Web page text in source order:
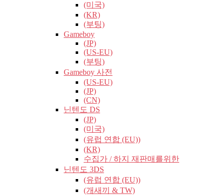
(미국)
(KR)
(부팅)
Gameboy
(JP)
(US-EU)
(부팅)
Gameboy 사전
(US-EU)
(JP)
(CN)
닌텐도 DS
(JP)
(미국)
(유럽​​ 연합 (EU))
(KR)
수집가 / 하지 재판매를위한
닌텐도 3DS
(유럽​​ 연합 (EU))
(개새끼 & TW)